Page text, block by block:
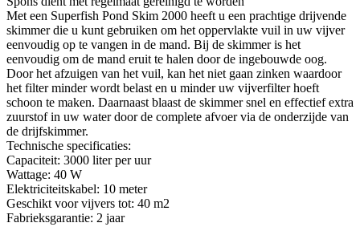
Met een Superfish Pond Skim 2000 heeft u een prachtige drijvende
skimmer die u kunt gebruiken om het oppervlakte vuil in uw vijver
eenvoudig op te vangen in de mand. Bij de skimmer is het
eenvoudig om de mand eruit te halen door de ingebouwde oog.
Door het afzuigen van het vuil, kan het niet gaan zinken waardoor
het filter minder wordt belast en u minder uw vijverfilter hoeft
schoon te maken. Daarnaast blaast de skimmer snel en effectief extra
zuurstof in uw water door de complete afvoer via de onderzijde van
de drijfskimmer.
Technische specificaties:
Capaciteit: 3000 liter per uur
Wattage: 40 W
Elektriciteitskabel: 10 meter
Geschikt voor vijvers tot: 40 m2
Fabrieksgarantie: 2 jaar